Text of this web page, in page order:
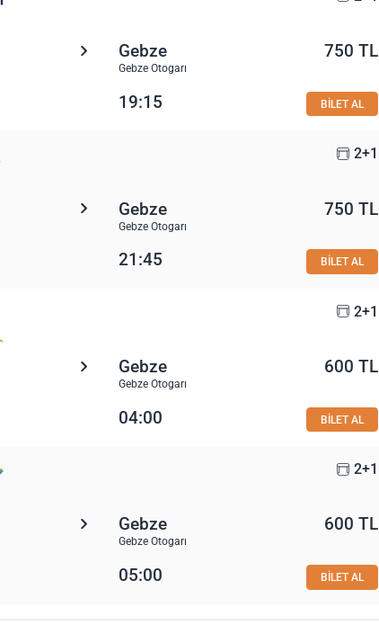
Gebze
Gebze Otogarı
750 TL
19:15 BİLET AL
2+1
Gebze
Gebze Otogarı
750 TL
21:45 BİLET AL
2+1
Gebze
Gebze Otogarı
600 TL
04:00 BİLET AL
2+1
Gebze
Gebze Otogarı
600 TL
05:00 BİLET AL